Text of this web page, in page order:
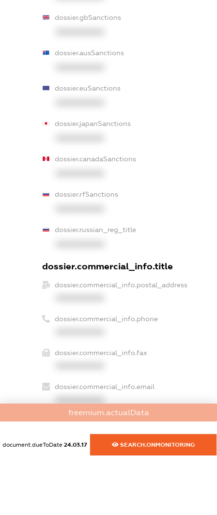
dossier.gbSanctions
dossier.ausSanctions
dossier.euSanctions
dossier.japanSanctions
dossier.canadaSanctions
dossier.rfSanctions
dossier.russian_reg_title
dossier.commercial_info.title
dossier.commercial_info.postal_address
dossier.commercial_info.phone
dossier.commercial_info.fax
dossier.commercial_info.email
dossier.commercial_info.website
XXXXXXXXXX
dossier.commercial_info.activity
freemium.actualData
document.dueToDate 24.03.17 SEARCH.ONMONITORING